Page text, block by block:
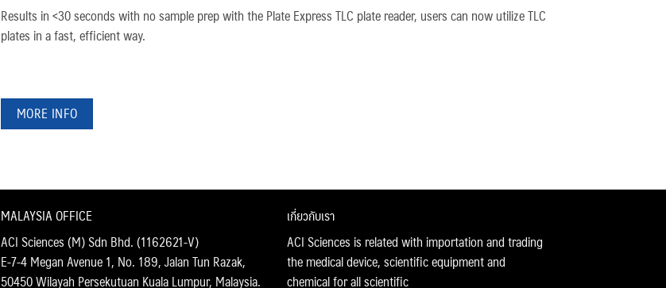
Results in <30 seconds with no sample prep with the Plate Express TLC plate reader, users can now utilize TLC
plates in a fast, efficient way.
MORE INFO
MALAYSIA OFFICE
ACI Sciences (M) Sdn Bhd. (1162621-V)
E-7-4 Megan Avenue 1, No. 189, Jalan Tun Razak,
50450 Wilayah Persekutuan Kuala Lumpur, Malaysia.
เกี่ยวกับเรา
ACI Sciences is related with importation and trading
the medical device, scientific equipment and
chemical for all scientific